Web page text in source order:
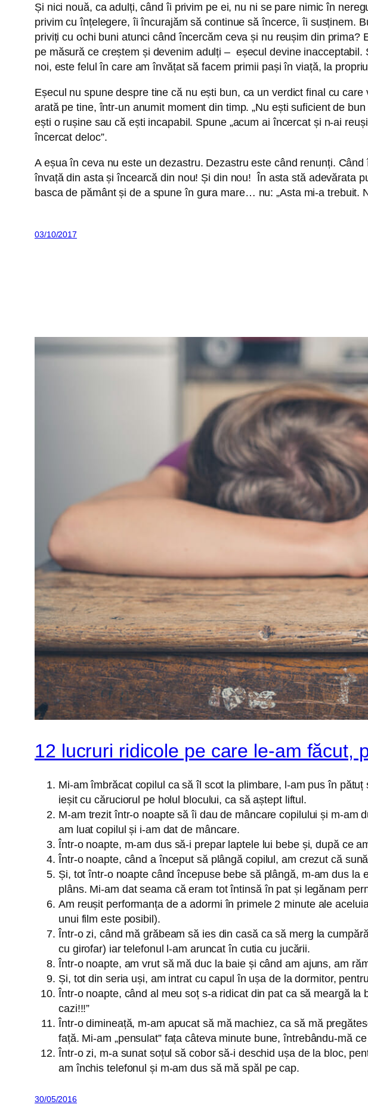
Și nici nouă, ca adulți, când îi privim pe ei, nu ni se pare nimic în
privim cu înțelegere, îi încurajăm să continue să încerce, îi susținem.
priviți cu ochi buni atunci când încercăm ceva și nu reușim din
pe măsură ce creștem și devenim adulți – eșecul devine
noi, este felul în care am învățat să facem primii pași în viață, la
Eșecul nu spune despre tine că nu ești bun, ca un verdict final cu
arată pe tine, într-un anumit moment din timp. „Nu ești suficient de
ești o rușine sau că ești incapabil. Spune „acum ai încercat și n-ai
încercat deloc”.
A eșua în ceva nu este un dezastru. Dezastru este când renunți.
învață din asta și încearcă din nou! Și din nou! În asta stă adevărata
basca de pământ și de a spune în gura mare… nu: „Asta mi-a trebuit.
03/10/2017
12 lucruri ridicole pe care le-am făcut,
Mi-am îmbrăcat copilul ca să îl scot la plimbare, l-am pus în
ieșit cu căruciorul pe holul blocului, ca să aștept liftul.
M-am trezit într-o noapte să îi dau de mâncare copilului și m-am
am luat copilul și i-am dat de mâncare.
Într-o noapte, m-am dus să-i prepar laptele lui bebe și, după ce
Într-o noapte, când a început să plângă copilul, am crezut că
Și, tot într-o noapte când începuse bebe să plângă, m-am dus
plâns. Mi-am dat seama că eram tot întinsă în pat și legănam
Am reușit performanța de a adormi în primele 2 minute ale
unui film este posibil).
Într-o zi, când mă grăbeam să ies din casă ca să merg la
cu girofar) iar telefonul l-am aruncat în cutia cu jucării.
Într-o noapte, am vrut să mă duc la baie și când am ajuns, am
Și, tot din seria uși, am intrat cu capul în ușa de la dormitor,
Într-o noapte, când al meu soț s-a ridicat din pat ca să meargă
cazi!!!”
Într-o dimineață, m-am apucat să mă machiez, ca să mă
față. Mi-am „pensulat” fața câteva minute bune, întrebându-mă
Într-o zi, m-a sunat soțul să cobor să-i deschid ușa de la bloc,
am închis telefonul și m-am dus să mă spăl pe cap.
30/05/2016